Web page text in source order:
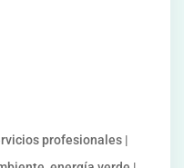
profesionales |